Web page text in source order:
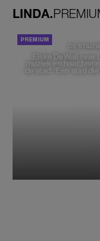
LINDA.
DE STAD
Elske DeWall over
muziek en haar
de stad: 'Een stad